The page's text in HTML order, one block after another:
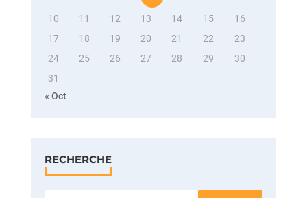
10 11 12 13 14 15
16
17
18 19 20 21 22
23
24
25 26 27 28 29
30
31
« Oct
RECHERCHE